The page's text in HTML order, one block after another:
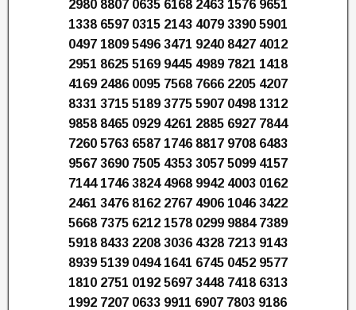
2980 8807 0635 6168 2463 1576 9651
1338 6597 0315 2143 4079 3390 5901
0497 1809 5496 3471 9240 8427 4012
2951 8625 5169 9445 4989 7821 1418
4169 2486 0095 7568 7666 2205 4207
8331 3715 5189 3775 5907 0498 1312
9858 8465 0929 4261 2885 6927 7844
7260 5763 6587 1746 8817 9708 6483
9567 3690 7505 4353 3057 5099 4157
7144 1746 3824 4968 9942 4003 0162
2461 3476 8162 2767 4906 1046 3422
5668 7375 6212 1578 0299 9884 7389
5918 8433 2208 3036 4328 7213 9143
8939 5139 0494 1641 6745 0452 9577
1810 2751 0192 5697 3448 7418 6313
1992 7207 0633 9911 6907 7803 9186